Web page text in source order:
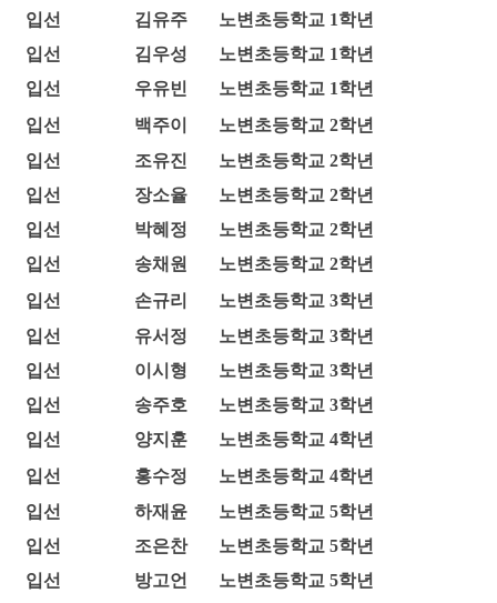
입선 김유주
노변초등학교 1학년
입선
김우성
노변초등학교 1학년
입선
우유빈
노변초등학교 1학년
입선
백주이
노변초등학교 2학년
입선
조유진
노변초등학교 2학년
입선
장소율
노변초등학교 2학년
입선
박혜정
노변초등학교 2학년
입선
송채원
노변초등학교 2학년
입선
손규리
노변초등학교 3학년
입선
유서정
노변초등학교 3학년
입선
이시형
노변초등학교 3학년
입선
송주호
노변초등학교 3학년
입선
양지훈
노변초등학교 4학년
입선
홍수정
노변초등학교 4학년
입선
하재윤
노변초등학교 5학년
입선
조은찬
노변초등학교 5학년
입선
방고언
노변초등학교 5학년